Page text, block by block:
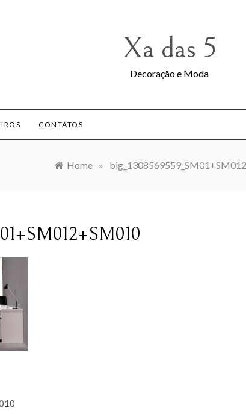
Xa das 5
Decoração e Moda
CONTATOS
Home »